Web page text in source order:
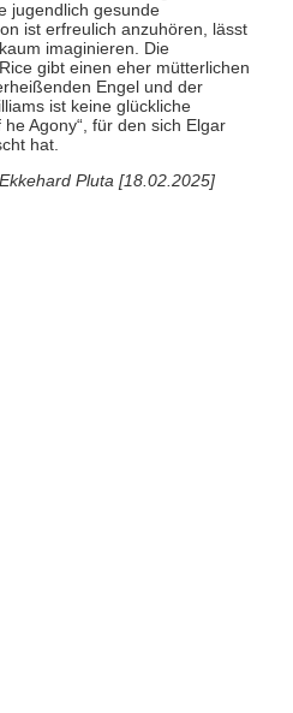
jugendlich gesunde
ist erfreulich anzuhören, lässt
imaginieren. Die
gibt einen eher mütterlichen
Engel und der
ist keine glückliche
Agony“, für den sich Elgar
hat.
Ekkehard Pluta [18.02.2025]